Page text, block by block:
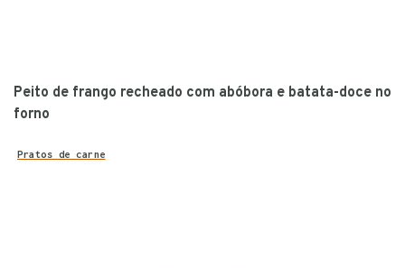
Peito de frango recheado com abóbora e batata-doce no
forno
Pratos de carne